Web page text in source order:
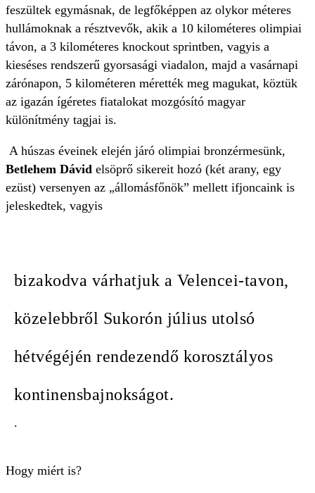
feszültek egymásnak, de legfőképpen az olykor méteres
hullámoknak a résztvevők, akik a 10 kilométeres olimpiai
távon, a 3 kilométeres knockout sprintben, vagyis a
kieséses rendszerű gyorsasági viadalon, majd a vasárnapi
zárónapon, 5 kilométeren mérették meg magukat, köztük
az igazán ígéretes fiatalokat mozgósító magyar
különítmény tagjai is.
A húszas éveinek elején járó olimpiai bronzérmesünk,
Betlehem Dávid elsöprő sikereit hozó (két arany, egy
ezüst) versenyen az „állomásfőnök” mellett ifjoncaink is
jeleskedtek, vagyis
bizakodva várhatjuk a Velencei-tavon,
közelebbről Sukorón július utolsó
hétvégéjén rendezendő korosztályos
kontinensbajnokságot.
.
Hogy miért is?